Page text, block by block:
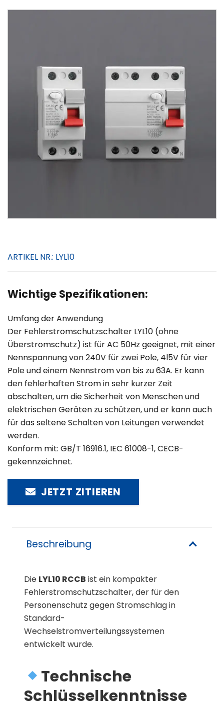
ARTIKEL NR.: LYL10
Wichtige Spezifikationen:
Umfang der Anwendung
Der Fehlerstromschutzschalter LYL10 (ohne
Überstromschutz) ist für AC 50Hz geeignet, mit einer
Nennspannung von 240V für zwei Pole, 4l5V für vier
Pole und einem Nennstrom von bis zu 63A. Er kann
den fehlerhaften Strom in sehr kurzer Zeit
abschalten, um die Sicherheit von Menschen und
elektrischen Geräten zu schützen, und er kann auch
für das seltene Schalten von Leitungen verwendet
werden.
Konform mit: GB/T 16916.1, IEC 61008-1, CECB-
gekennzeichnet.
JETZT ZITIEREN
Beschreibung
Die LYL10 RCCB ist ein kompakter
Fehlerstromschutzschalter, der für den
Personenschutz gegen Stromschlag in
Standard-
Wechselstromverteilungssystemen
entwickelt wurde.
Technische
Schlüsselkenntnisse